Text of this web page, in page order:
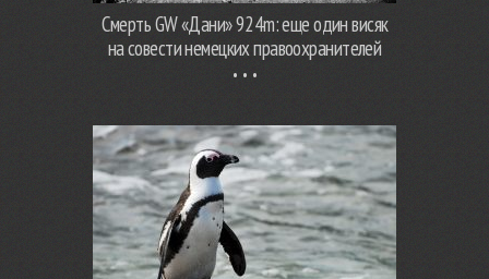
Смерть GW «Дани» 924m: еще один висяк
на совести немецких правоохранителей